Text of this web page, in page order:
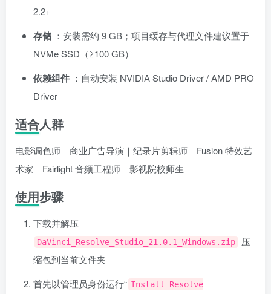
2.2+
存储 ：安装需约 9 GB；项目缓存与代理文件建议置于
NVMe SSD（≥100 GB）
依赖组件 ：自动安装 NVIDIA Studio Driver / AMD PRO
Driver
适合人群
电影调色师｜商业广告导演｜纪录片剪辑师｜Fusion 特效艺
术家｜Fairlight 音频工程师｜影视院校师生
使用步骤
下载并解压
DaVinci_Resolve_Studio_21.0.1_Windows.zip
压
缩包到当前文件夹
首先以管理员身份运行“ Install Resolve